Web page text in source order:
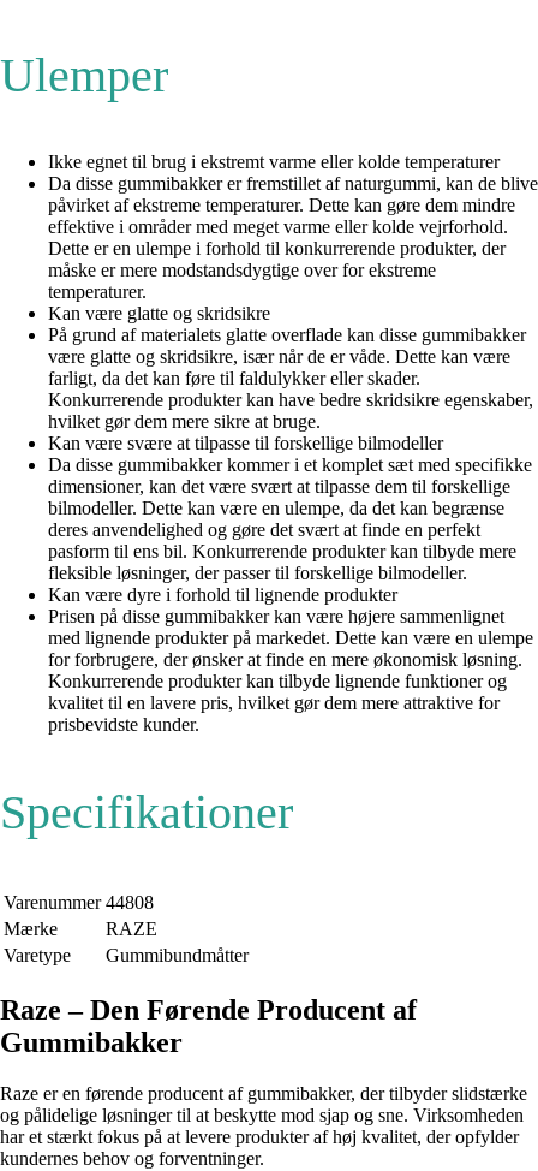
Ulemper
Ikke egnet til brug i ekstremt varme eller kolde temperaturer
Da disse gummibakker er fremstillet af naturgummi, kan de blive
påvirket af ekstreme temperaturer. Dette kan gøre dem mindre
effektive i områder med meget varme eller kolde vejrforhold.
Dette er en ulempe i forhold til konkurrerende produkter, der
måske er mere modstandsdygtige over for ekstreme
temperaturer.
Kan være glatte og skridsikre
På grund af materialets glatte overflade kan disse gummibakker
være glatte og skridsikre, især når de er våde. Dette kan være
farligt, da det kan føre til faldulykker eller skader.
Konkurrerende produkter kan have bedre skridsikre egenskaber,
hvilket gør dem mere sikre at bruge.
Kan være svære at tilpasse til forskellige bilmodeller
Da disse gummibakker kommer i et komplet sæt med specifikke
dimensioner, kan det være svært at tilpasse dem til forskellige
bilmodeller. Dette kan være en ulempe, da det kan begrænse
deres anvendelighed og gøre det svært at finde en perfekt
pasform til ens bil. Konkurrerende produkter kan tilbyde mere
fleksible løsninger, der passer til forskellige bilmodeller.
Kan være dyre i forhold til lignende produkter
Prisen på disse gummibakker kan være højere sammenlignet
med lignende produkter på markedet. Dette kan være en ulempe
for forbrugere, der ønsker at finde en mere økonomisk løsning.
Konkurrerende produkter kan tilbyde lignende funktioner og
kvalitet til en lavere pris, hvilket gør dem mere attraktive for
prisbevidste kunder.
Specifikationer
Varenummer 44808
Mærke
RAZE
Varetype
Gummibundmåtter
Raze – Den Førende Producent af
Gummibakker
Raze er en førende producent af gummibakker, der tilbyder slidstærke
og pålidelige løsninger til at beskytte mod sjap og sne. Virksomheden
har et stærkt fokus på at levere produkter af høj kvalitet, der opfylder
kundernes behov og forventninger.